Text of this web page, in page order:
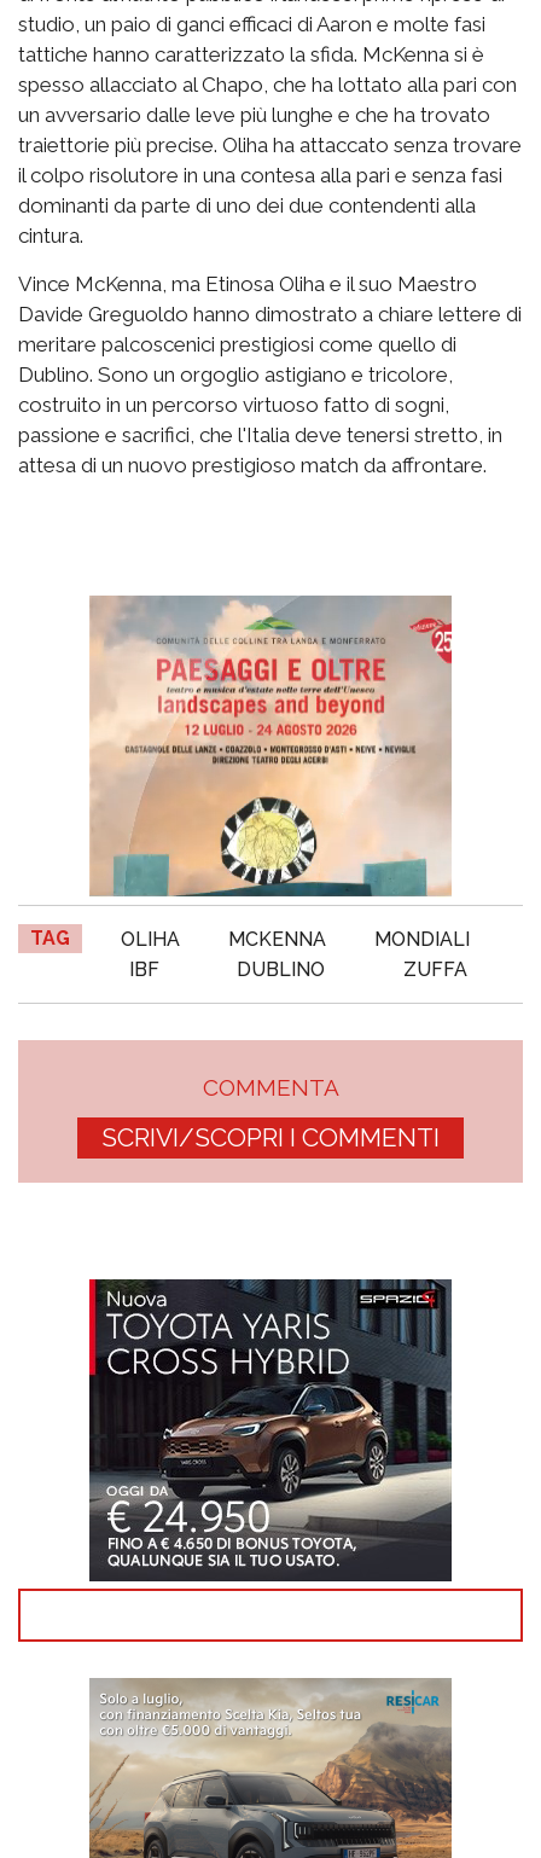
studio, un paio di ganci efficaci di Aaron e molte fasi
tattiche hanno caratterizzato la sfida. McKenna si è
spesso allacciato al Chapo, che ha lottato alla pari con
un avversario dalle leve più lunghe e che ha trovato
traiettorie più precise. Oliha ha attaccato senza trovare
il colpo risolutore in una contesa alla pari e senza fasi
dominanti da parte di uno dei due contendenti alla
cintura.
Vince McKenna, ma Etinosa Oliha e il suo Maestro
Davide Greguoldo hanno dimostrato a chiare lettere di
meritare palcoscenici prestigiosi come quello di
Dublino. Sono un orgoglio astigiano e tricolore,
costruito in un percorso virtuoso fatto di sogni,
passione e sacrifici, che l'Italia deve tenersi stretto, in
attesa di un nuovo prestigioso match da affrontare.
TAG OLIHA MCKENNA
MONDIALI
IBF
DUBLINO ZUFFA
COMMENTA
SCRIVI/SCOPRI I COMMENTI